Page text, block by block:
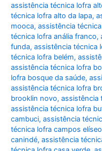
assistência técnica lofra
técnica lofra alto da lapa,
mooca,assistência
técnica lofra anália franco,
funda,assistência técnica
técnica lofra belém,
assistência técnica lofra
lofra bosque da saúde,
assistência técnica lofra
brooklin novo,assistência
assistência técnica lofra
cambuci,assistência
técnica lofra campos
canindé,assistência